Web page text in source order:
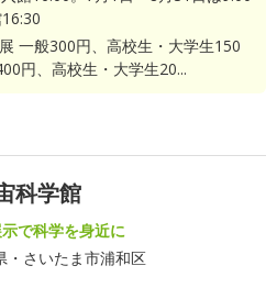
一般300円、高校生・大学生150
円、高校生・大学生20...
科学館
で科学を身近に
・さいたま市浦和区